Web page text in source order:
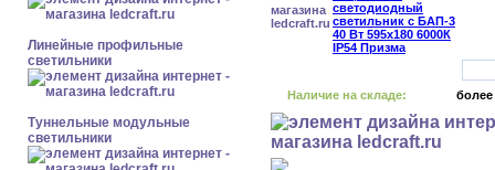
Линейные профильные
светильники
Туннельные модульные
светильники
Наличие на складе: более